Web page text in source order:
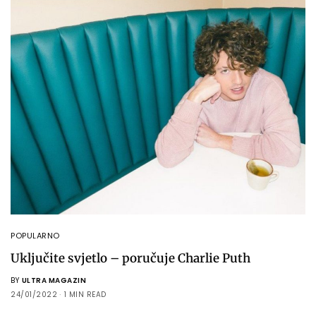
POPULARNO
Uključite svjetlo – poručuje Charlie Puth
BY ULTRA MAGAZIN
24/01/2022
1 MIN READ